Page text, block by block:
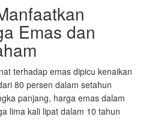
Emas dan
terhadap emas dipicu kenaikan
80 persen dalam setahun
panjang, harga emas dalam
lima kali lipat dalam 10 tahun